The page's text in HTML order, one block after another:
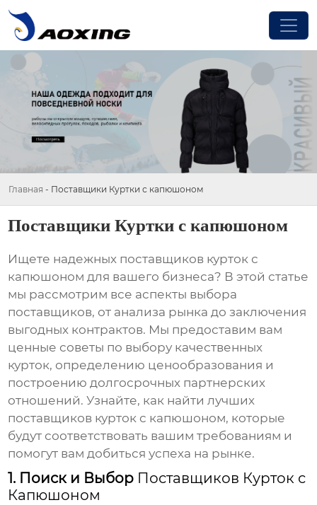
Главная - Поставщики Куртки с капюшоном
Поставщики Куртки с капюшоном
Ищете надежных поставщиков курток с
капюшоном для вашего бизнеса? В этой статье
мы рассмотрим все аспекты выбора
поставщиков, от анализа рынка до заключения
выгодных контрактов. Мы предоставим вам
ценные советы по выбору качественных
курток, определению ценообразования и
построению долгосрочных партнерских
отношений. Узнайте, как найти лучших
поставщиков курток с капюшоном, которые
будут соответствовать вашим требованиям и
помогут вам добиться успеха на рынке.
1. Поиск и Выбор Поставщиков Курток с
Капюшоном